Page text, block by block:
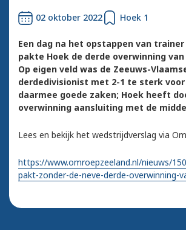
02 oktober 2022 Hoek 1
Een dag na het opstappen van trainer
pakte Hoek de derde overwinning
Op eigen veld was de Zeeuws-
derdedivisionist met 2-1 te sterk voor
daarmee goede zaken; Hoek heeft
overwinning aansluiting met de
Lees en bekijk het wedstrijdverslag via
https://www.omroepzeeland.nl/nieuws/
pakt-zonder-de-neve-derde-overwinning-